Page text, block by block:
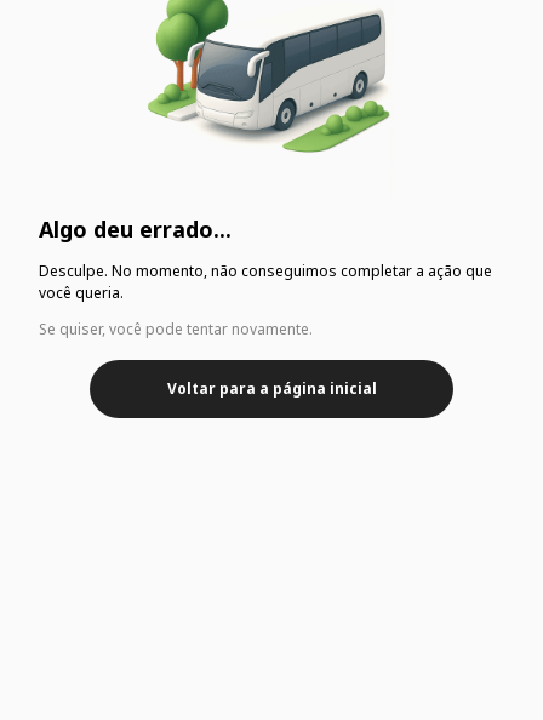
Algo deu errado...
Desculpe. No momento, não conseguimos completar a ação que
você queria.
Se quiser, você pode tentar novamente.
Voltar para a página inicial